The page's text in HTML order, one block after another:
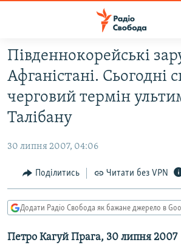
Перейти
до
основного
матеріалу
Перейти
до
Перейти
пошуку
РАДІО СВОБОДА – 70 РОКІВ
ВСЕ ЗА ДОБУ
СТАТТІ
СУСПІЛЬСТВО
СПОРТ
УКРАЇНА
РОСІЙСЬКА «ФІЛЬТРАЦІЯ»
ДОНБАС.РЕАЛІЇ
ТИ ЯК?
СХЕМИ
Південнокорейські
Афганістані. Сьогодні
черговий термін
Талібану
30 липня 2007, 04:06
Поділитись Читати без VPN
Додати Радіо Свобода як бажане джерело в
Петро Кагуй Прага, 30 липня 2007